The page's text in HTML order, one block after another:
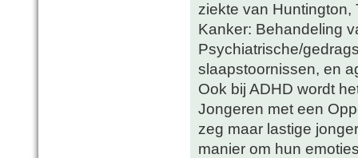
ziekte van Huntington,
Kanker: Behandeling
Psychiatrische/
slaapstoornissen, en
Ook bij ADHD wordt
Jongeren met een
zeg maar lastige
manier om hun